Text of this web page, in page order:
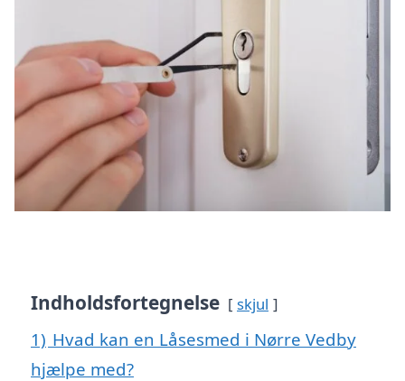
Indholdsfortegnelse skjul
1) Hvad kan en Låsesmed i Nørre Vedby
hjælpe med?